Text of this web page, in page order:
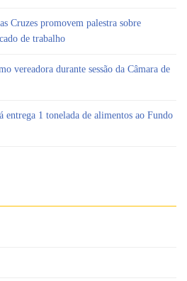
Cruzes promovem palestra sobre
de trabalho
vereadora durante sessão da Câmara de
1 tonelada de alimentos ao Fundo